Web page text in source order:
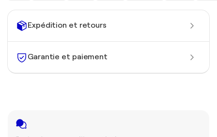
Expédition et retours
Garantie et paiement